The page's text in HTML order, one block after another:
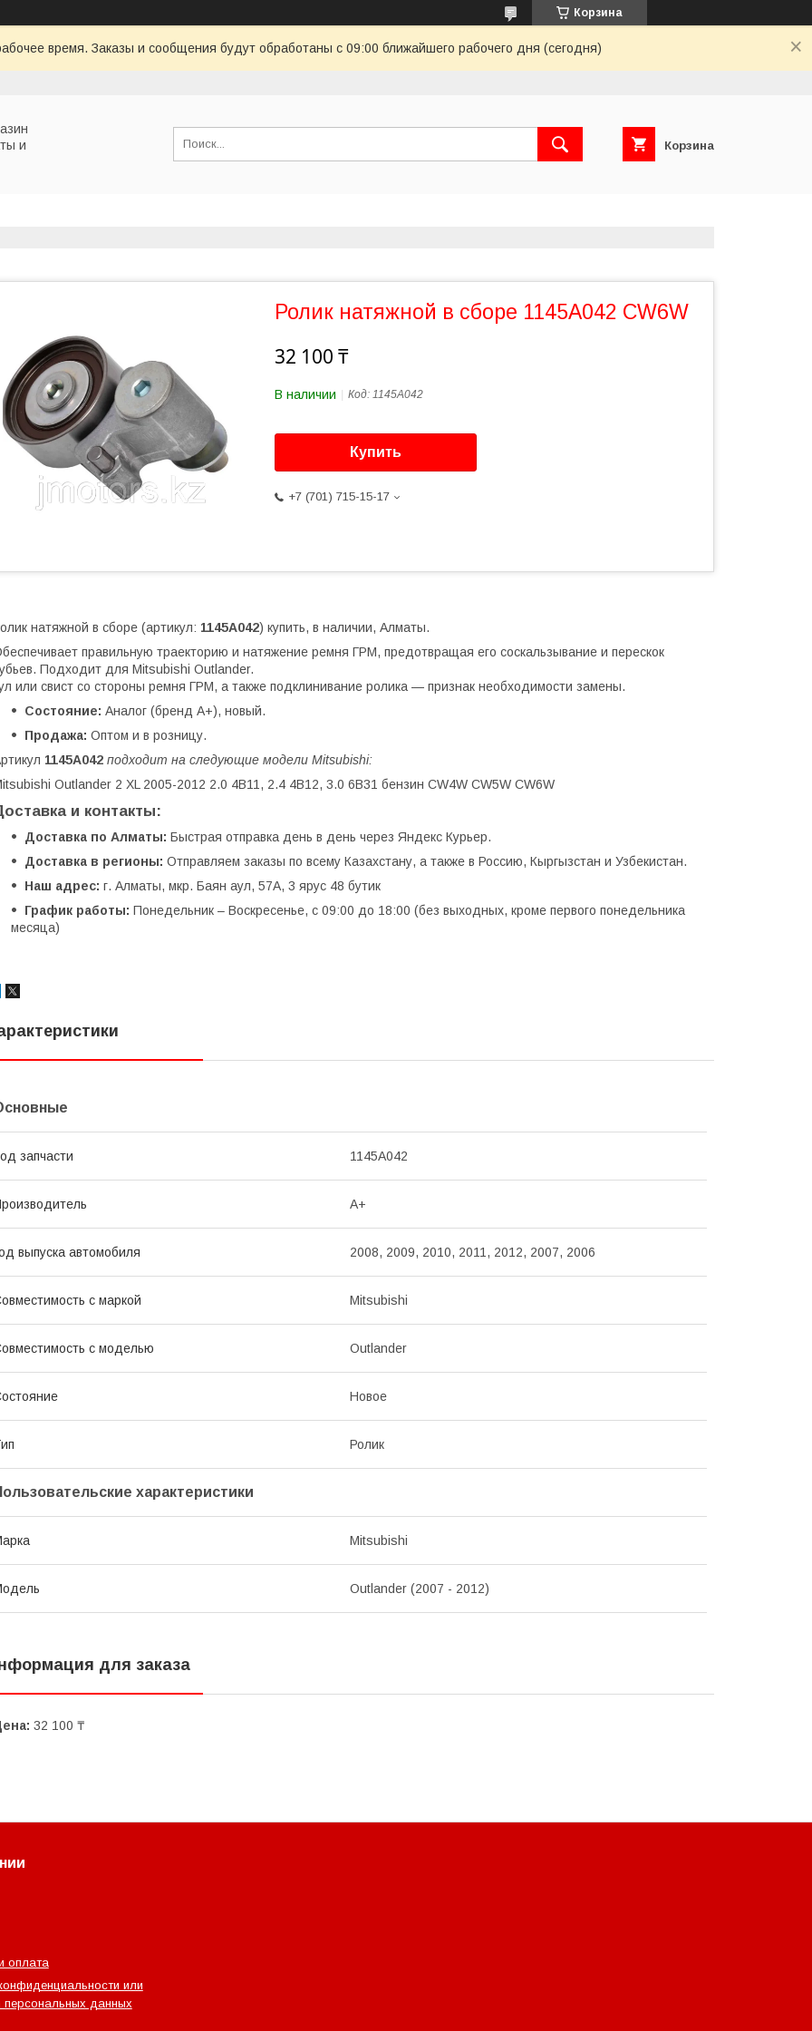
Корзина
время. Заказы и сообщения будут обработаны с 09:00 ближайшего рабочего дня (сегодня)
и
Корзина
Ролик натяжной в сборе 1145A042 CW6W
32 100 ₸
В наличии Код: 1145A042
Купить
+7 (701) 715-15-17
натяжной в сборе (артикул: 1145A042) купить, в наличии, Алматы.
правильную траекторию и натяжение ремня ГРМ, предотвращая его соскальзывание и перескок
Подходит для Mitsubishi Outlander.
или свист со стороны ремня ГРМ, а также подклинивание ролика — признак необходимости замены.
Состояние: Аналог (бренд A+), новый.
Продажа: Оптом и в розницу.
1145A042 подходит на следующие модели Mitsubishi:
Outlander 2 XL 2005-2012 2.0 4B11, 2.4 4B12, 3.0 6B31 бензин CW4W CW5W CW6W
и контакты:
Доставка по Алматы: Быстрая отправка день в день через Яндекс Курьер.
Доставка в регионы: Отправляем заказы по всему Казахстану, а также в Россию, Кыргызстан и Узбекистан.
Наш адрес: г. Алматы, мкр. Баян аул, 57А, 3 ярус 48 бутик
График работы: Понедельник – Воскресенье, с 09:00 до 18:00 (без выходных, кроме первого понедельника
месяца)
запчасти 1145A042
A+
выпуска автомобиля 2008, 2009, 2010, 2011, 2012, 2007, 2006
с маркой Mitsubishi
с моделью Outlander
Новое
Ролик
характеристики
Mitsubishi
Outlander (2007 - 2012)
для заказа
32 100 ₸
оплата
или
персональных данных